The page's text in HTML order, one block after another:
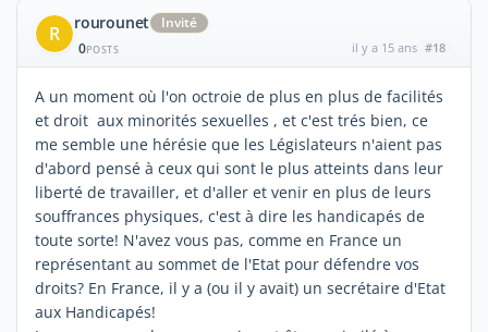
R rourounet
Invité
0POSTS il y a 15 ans #18
A un moment où l'on octroie de plus en plus de facilités
et droit aux minorités sexuelles , et c'est trés bien, ce
me semble une hérésie que les Législateurs n'aient pas
d'abord pensé à ceux qui sont le plus atteints dans leur
liberté de travailler, et d'aller et venir en plus de leurs
souffrances physiques, c'est à dire les handicapés de
toute sorte! N'avez vous pas, comme en France un
représentant au sommet de l'Etat pour défendre vos
droits? En France, il y a (ou il y avait) un secrétaire d'Etat
aux Handicapés!